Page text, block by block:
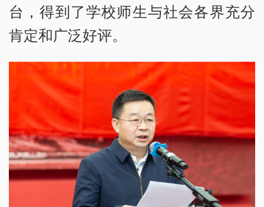
台，得到了学校师生与社会各界充分
肯定和广泛好评。